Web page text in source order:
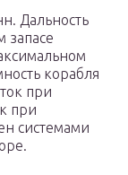
Дальность
запасе
корабля
при
при
системами